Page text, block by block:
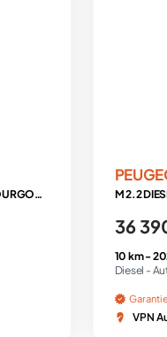
M 2.2 DIESEL 180CH S&S EAT8 FOURGON 3PL + 3 CAMERAS + MODUWORK + ATTELAGE + HABILLAGE
36
10 km -
Diesel -
Garantie
VPN